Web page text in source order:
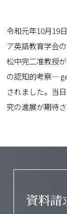
令和元年10月19
ア英語教育学会
松中完二准教授
の認知的考察―
されました。当
究の進展が期待
資料請